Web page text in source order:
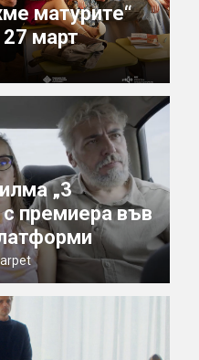
матурите“
27 март
„3
премиера във